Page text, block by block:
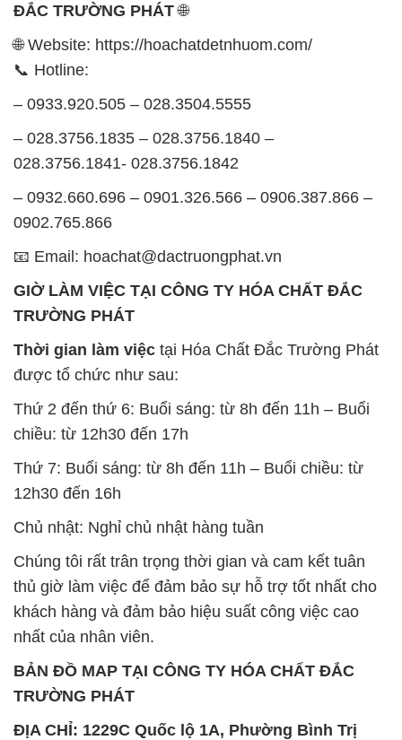
ĐẮC TRƯỜNG PHÁT🌐
🌐 Website: https://hoachatdetnhuom.com/
📞 Hotline:
– 0933.920.505 – 028.3504.5555
– 028.3756.1835 – 028.3756.1840 –
028.3756.1841- 028.3756.1842
– 0932.660.696 – 0901.326.566 – 0906.387.866 –
0902.765.866
📧 Email: hoachat@dactruongphat.vn
GIỜ LÀM VIỆC TẠI CÔNG TY HÓA CHẤT ĐẮC
TRƯỜNG PHÁT
Thời gian làm việc tại Hóa Chất Đắc Trường Phát
được tổ chức như sau:
Thứ 2 đến thứ 6: Buổi sáng: từ 8h đến 11h – Buổi
chiều: từ 12h30 đến 17h
Thứ 7: Buổi sáng: từ 8h đến 11h – Buổi chiều: từ
12h30 đến 16h
Chủ nhật: Nghỉ chủ nhật hàng tuần
Chúng tôi rất trân trọng thời gian và cam kết tuân
thủ giờ làm việc để đảm bảo sự hỗ trợ tốt nhất cho
khách hàng và đảm bảo hiệu suất công việc cao
nhất của nhân viên.
BẢN ĐỒ MAP TẠI CÔNG TY HÓA CHẤT ĐẮC
TRƯỜNG PHÁT
ĐỊA CHỈ: 1229C Quốc lộ 1A, Phường Bình Trị